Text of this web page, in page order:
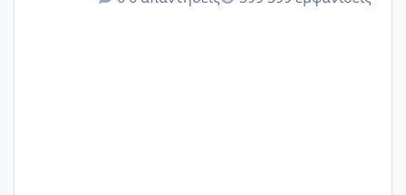
@Zenia z @melitiniღ @Christi.D.